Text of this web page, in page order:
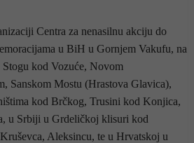
Centra za nenasilnu akciju do
u BiH u Gornjem Vakufu, na
kod Vozuće, Novom
Sanskom Mostu (Hrastova Glavica),
kod Brčkog, Trusini kod Konjica,
u Srbiji u Grdeličkoj klisuri kod
Aleksincu, te u Hrvatskoj u